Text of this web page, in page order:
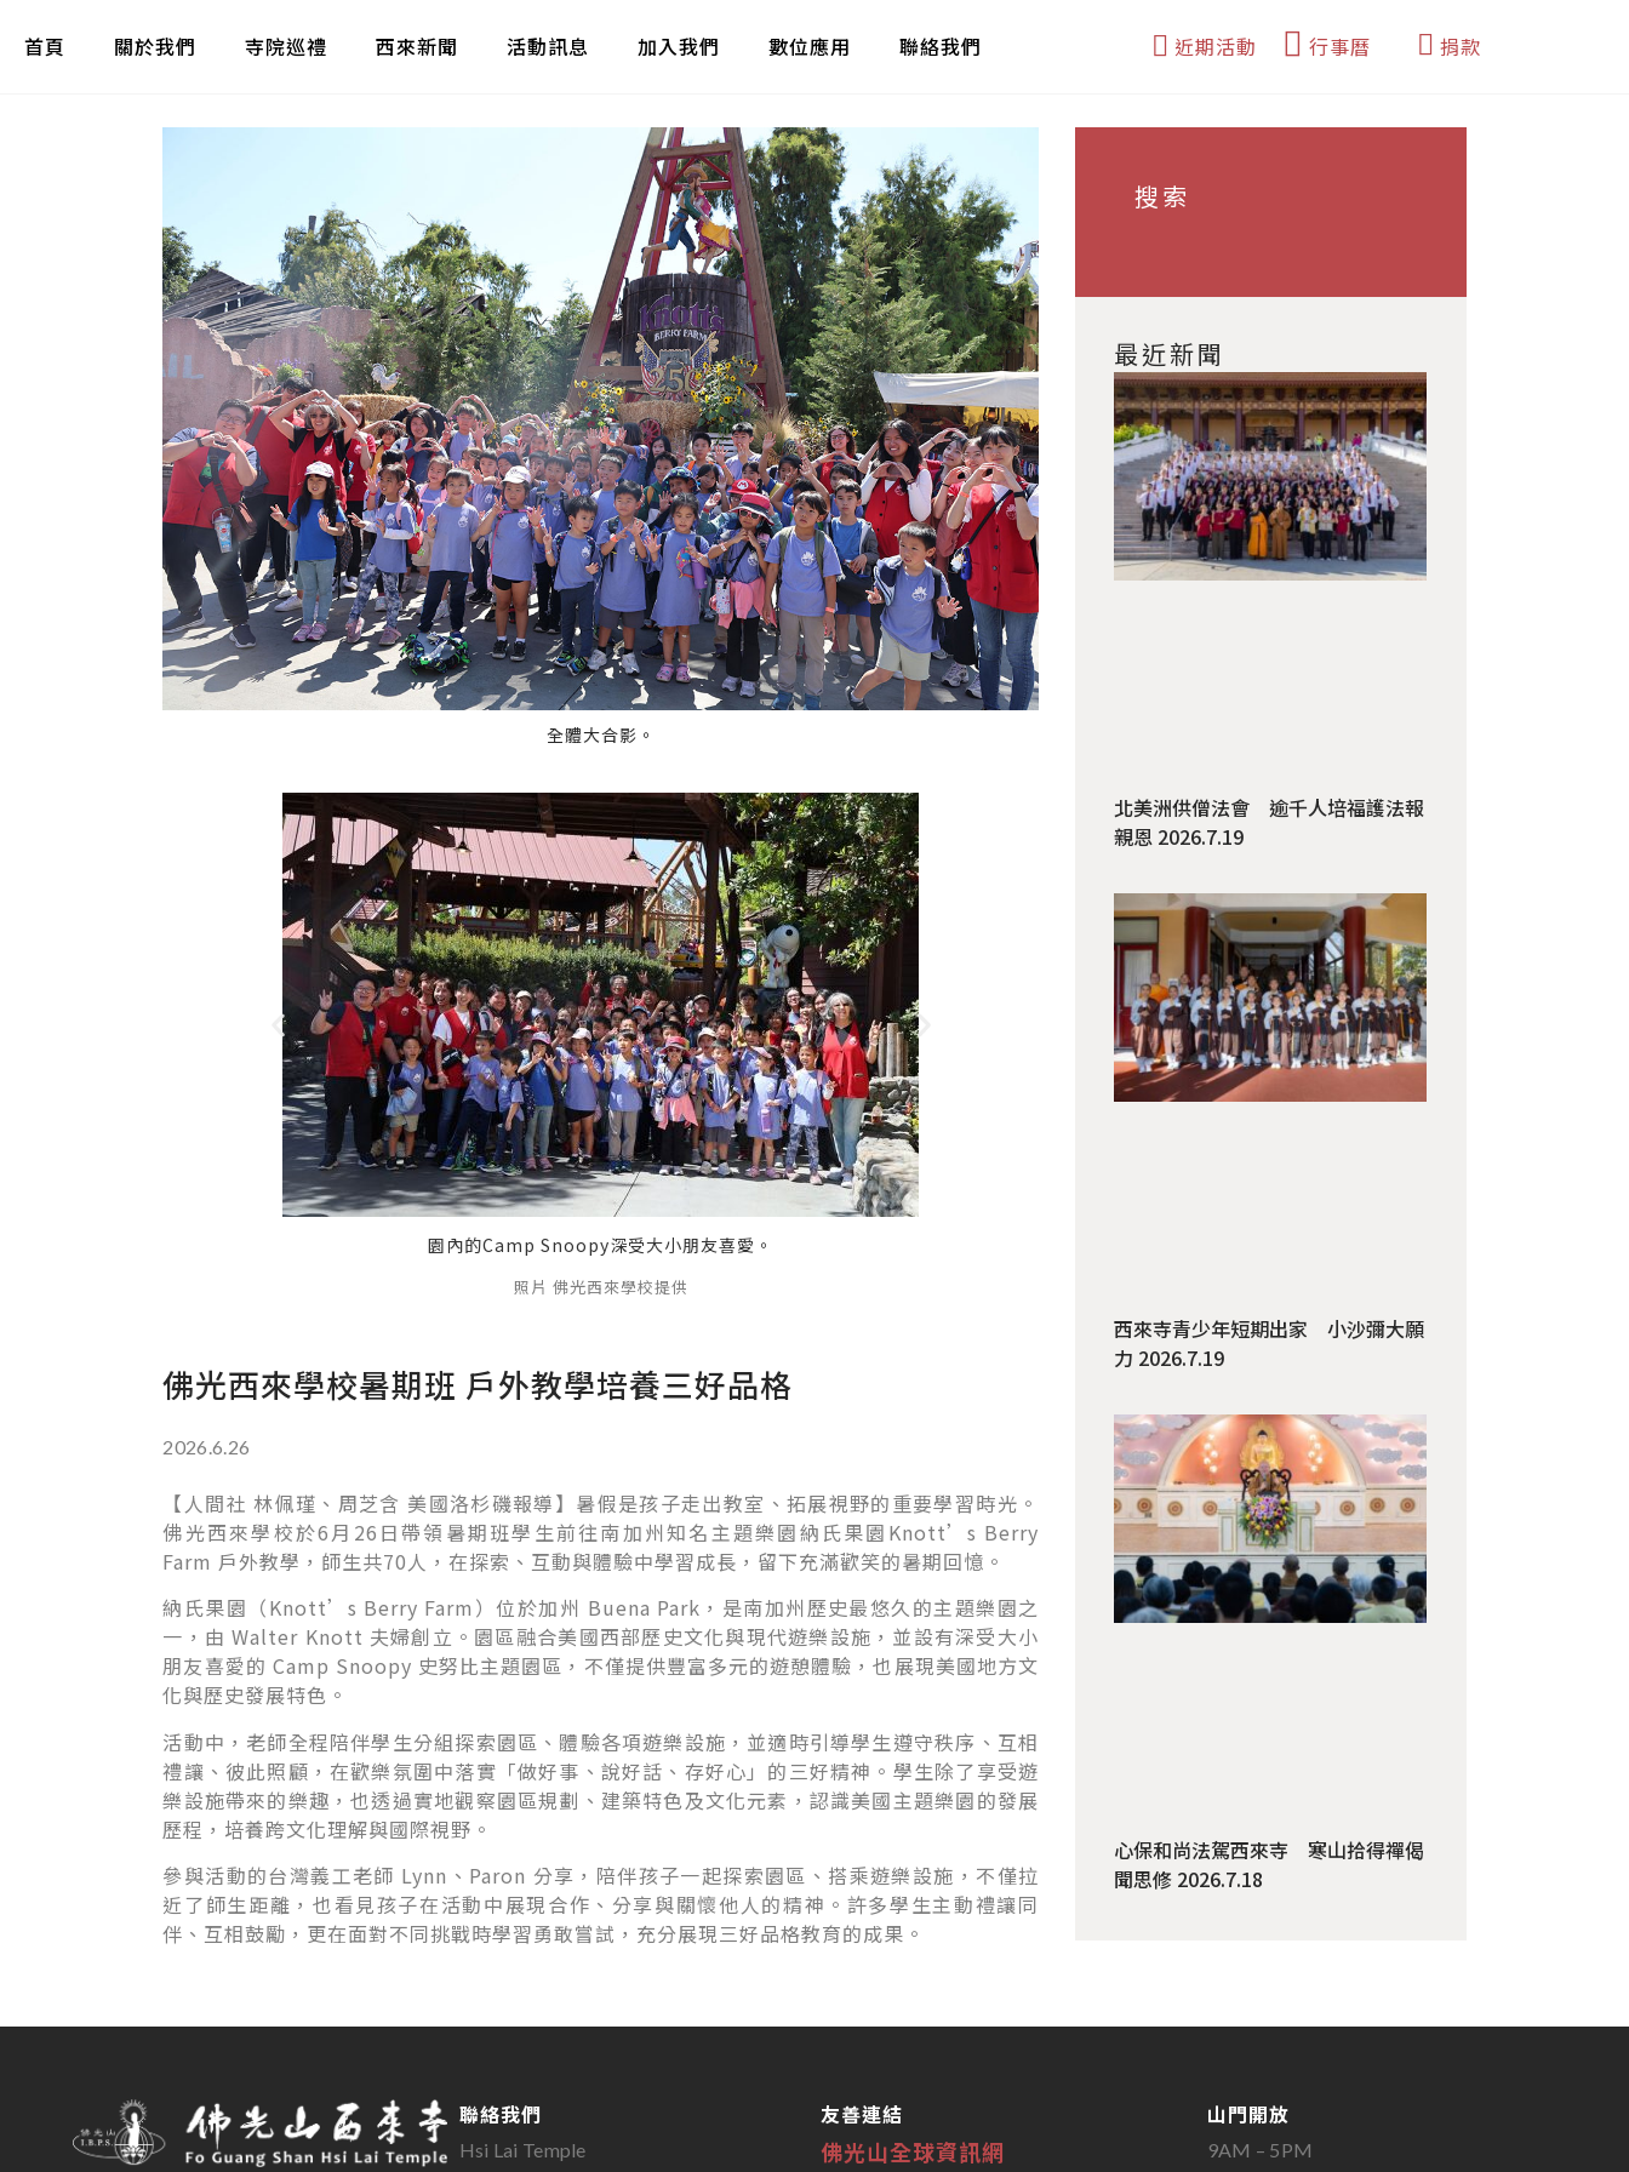
首頁 關於我們 寺院巡禮 西來新聞 活動訊息 加入我們 數位應用 聯絡我們 近期活動 行事曆 捐款
全體大合影。
園內的Camp Snoopy深受大小朋友喜愛。
照片 佛光西來學校提供
佛光西來學校暑期班 戶外教學培養三好品格
2026.6.26
【 人間社 林佩瑾、周芝含 美國洛杉磯報導】暑假是孩子走出教室、拓展視野的重要學習時光。
佛光西來學校於6月26日帶領暑期班學生前往南加州知名主題樂園納氏果園Knott’s Berry
Farm 戶外教學，師生共70人，在探索、互動與體驗中學習成長，留下充滿歡笑的暑期回憶。
納氏果園（Knott’s Berry Farm）位於加州 Buena Park，是南加州歷史最悠久的主題樂園之
一，由 Walter Knott 夫婦創立。園區融合美國西部歷史文化與現代遊樂設施，並設有深受大小
朋友喜愛的 Camp Snoopy 史努比主題園區，不僅提供豐富多元的遊憩體驗，也展現美國地方文
化與歷史發展特色。
活動中，老師全程陪伴學生分組探索園區、體驗各項遊樂設施，並適時引導學生遵守秩序、互相
禮讓、彼此照顧，在歡樂氛圍中落實「做好事、說好話、存好心」的三好精神。學生除了享受遊
樂設施帶來的樂趣，也透過實地觀察園區規劃、建築特色及文化元素，認識美國主題樂園的發展
歷程，培養跨文化理解與國際視野。
參與活動的台灣義工老師 Lynn、Paron 分享，陪伴孩子一起探索園區、搭乘遊樂設施，不僅拉
近了師生距離，也看見孩子在活動中展現合作、分享與關懷他人的精神。許多學生主動禮讓同
伴、互相鼓勵，更在面對不同挑戰時學習勇敢嘗試，充分展現三好品格教育的成果。
搜索
最近新聞
北美洲供僧法會 逾千人培福護法報
親恩 2026.7.19
西來寺青少年短期出家 小沙彌大願
力 2026.7.19
心保和尚法駕西來寺 寒山拾得禪偈
聞思修 2026.7.18
聯絡我們
Hsi Lai Temple
友善連結
佛光山全球資訊網
山門開放
9AM – 5PM